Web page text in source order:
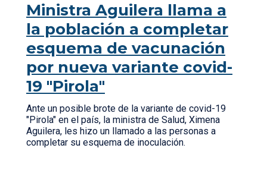
Ministra Aguilera llama a
la población a completar
esquema de vacunación
por nueva variante covid-
19 "Pirola"
Ante un posible brote de la variante de covid-19
"Pirola" en el país, la ministra de Salud, Ximena
Aguilera, les hizo un llamado a las personas a
completar su esquema de inoculación.